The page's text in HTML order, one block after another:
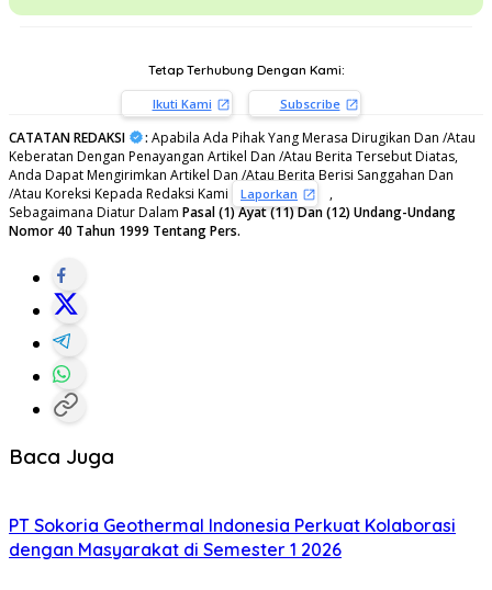
Tetap Terhubung Dengan Kami:
Ikuti Kami Subscribe
CATATAN REDAKSI : Apabila Ada Pihak Yang Merasa Dirugikan Dan /Atau
Keberatan Dengan Penayangan Artikel Dan /Atau Berita Tersebut Diatas,
Anda Dapat Mengirimkan Artikel Dan /Atau Berita Berisi Sanggahan Dan
/Atau Koreksi Kepada Redaksi Kami
Laporkan
,
Sebagaimana Diatur Dalam Pasal (1) Ayat (11) Dan (12) Undang-Undang
Nomor 40 Tahun 1999 Tentang Pers.
Baca Juga
PT Sokoria Geothermal Indonesia Perkuat Kolaborasi
dengan Masyarakat di Semester 1 2026